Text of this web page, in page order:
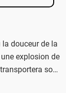
douceur de la
explosion de
sous